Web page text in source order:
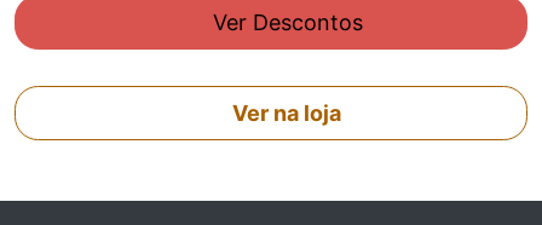
Ver Descontos
Ver na loja